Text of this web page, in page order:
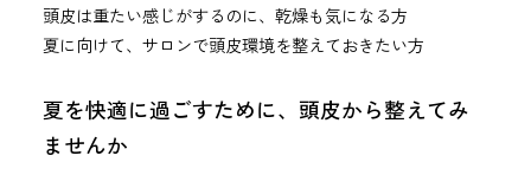
頭皮は重たい感じがするのに、乾燥も気になる方
夏に向けて、サロンで頭皮環境を整えておきたい方
夏を快適に過ごすために、頭皮から整えてみ
ませんか